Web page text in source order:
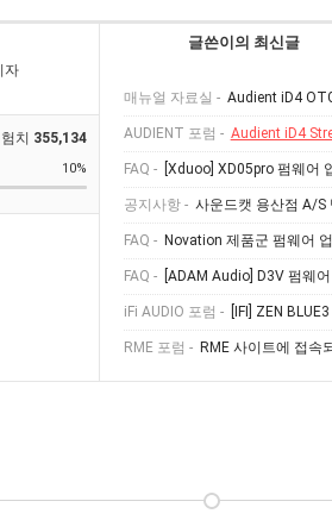
자
치 355,134
10%
글쓴이의 최신글
매뉴얼 자료실 - Audient iD4
AUDIENT 포럼 - Audient iD4 Stream
FAQ - [Xduoo] XD05pro 펌웨어
공지사항 - 사운드캣 용산점 A/S
FAQ - Novation 제품군 펌웨어 업데이
FAQ - [ADAM Audio] D3V 펌웨어 업데
iFi AUDIO 포럼 - [IFI] ZEN
RME 포럼 - RME 사이트에 접속